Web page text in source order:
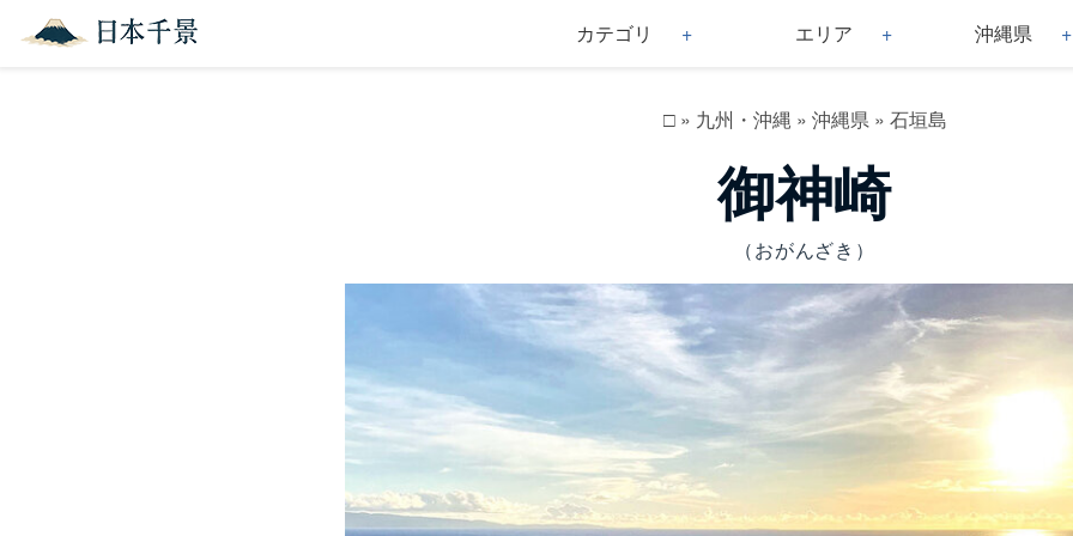
カテゴリ エリア 沖縄県
□» 九州・沖縄 » 沖縄県» 石垣島
御神崎
（おがんざき）